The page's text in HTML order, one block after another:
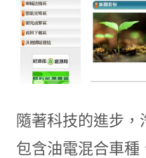
隨著科技的進步，
包含油電混合車種